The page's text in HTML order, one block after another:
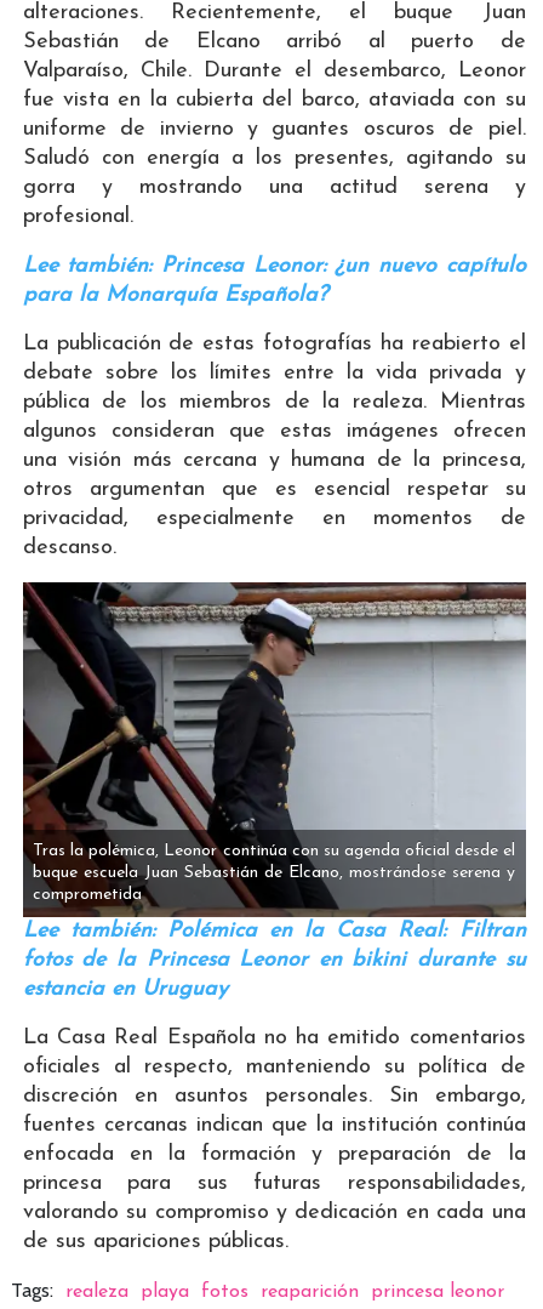
alteraciones. Recientemente, el buque Juan
Sebastián de Elcano arribó al puerto de
Valparaíso, Chile. Durante el desembarco, Leonor
fue vista en la cubierta del barco, ataviada con su
uniforme de invierno y guantes oscuros de piel.
Saludó con energía a los presentes, agitando su
gorra y mostrando una actitud serena y
profesional.
Lee también: Princesa Leonor: ¿un nuevo capítulo
para la Monarquía Española?
La publicación de estas fotografías ha reabierto el
debate sobre los límites entre la vida privada y
pública de los miembros de la realeza. Mientras
algunos consideran que estas imágenes ofrecen
una visión más cercana y humana de la princesa,
otros argumentan que es esencial respetar su
privacidad, especialmente en momentos de
descanso.
Tras la polémica, Leonor continúa con su agenda oficial desde el
buque escuela Juan Sebastián de Elcano, mostrándose serena y
comprometida
Lee también: Polémica en la Casa Real: Filtran
fotos de la Princesa Leonor en bikini durante su
estancia en Uruguay
La Casa Real Española no ha emitido comentarios
oficiales al respecto, manteniendo su política de
discreción en asuntos personales. Sin embargo,
fuentes cercanas indican que la institución continúa
enfocada en la formación y preparación de la
princesa para sus futuras responsabilidades,
valorando su compromiso y dedicación en cada una
de sus apariciones públicas.
Tags: realeza playa fotos reaparición princesa leonor